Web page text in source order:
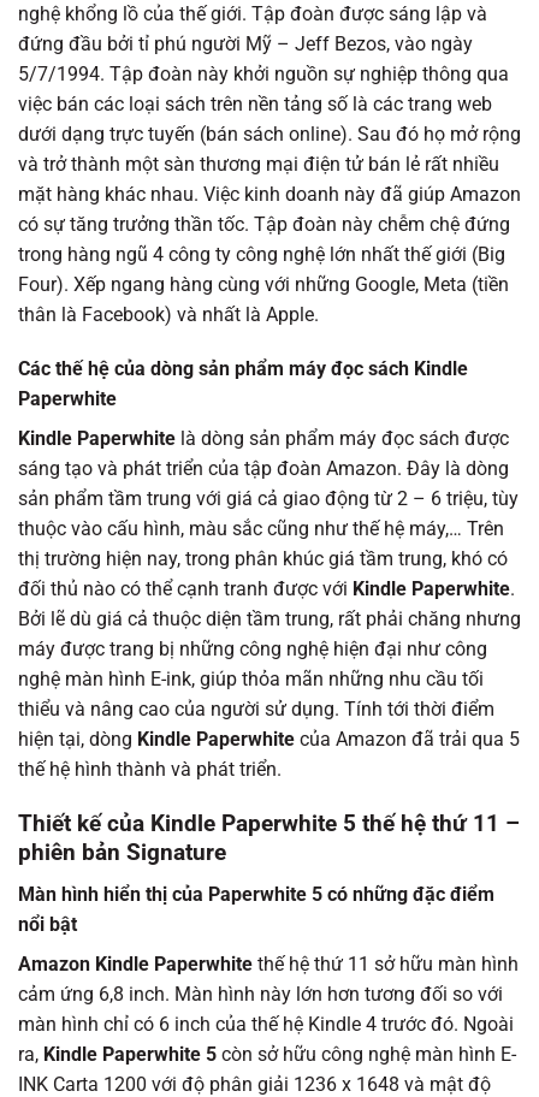
nghệ khổng lồ của thế giới. Tập đoàn được sáng lập và
đứng đầu bởi tỉ phú người Mỹ – Jeff Bezos, vào ngày
5/7/1994. Tập đoàn này khởi nguồn sự nghiệp thông qua
việc bán các loại sách trên nền tảng số là các trang web
dưới dạng trực tuyến (bán sách online). Sau đó họ mở rộng
và trở thành một sàn thương mại điện tử bán lẻ rất nhiều
mặt hàng khác nhau. Việc kinh doanh này đã giúp Amazon
có sự tăng trưởng thần tốc. Tập đoàn này chễm chệ đứng
trong hàng ngũ 4 công ty công nghệ lớn nhất thế giới (Big
Four). Xếp ngang hàng cùng với những Google, Meta (tiền
thân là Facebook) và nhất là Apple.
Các thế hệ của dòng sản phẩm máy đọc sách Kindle
Paperwhite
Kindle Paperwhite là dòng sản phẩm máy đọc sách được
sáng tạo và phát triển của tập đoàn Amazon. Đây là dòng
sản phẩm tầm trung với giá cả giao động từ 2 – 6 triệu, tùy
thuộc vào cấu hình, màu sắc cũng như thế hệ máy,… Trên
thị trường hiện nay, trong phân khúc giá tầm trung, khó có
đối thủ nào có thể cạnh tranh được với Kindle Paperwhite.
Bởi lẽ dù giá cả thuộc diện tầm trung, rất phải chăng nhưng
máy được trang bị những công nghệ hiện đại như công
nghệ màn hình E-ink, giúp thỏa mãn những nhu cầu tối
thiểu và nâng cao của người sử dụng. Tính tới thời điểm
hiện tại, dòng Kindle Paperwhite của Amazon đã trải qua 5
thế hệ hình thành và phát triển.
Thiết kế của Kindle Paperwhite 5 thế hệ thứ 11 –
phiên bản Signature
Màn hình hiển thị của Paperwhite 5 có những đặc điểm
nổi bật
Amazon Kindle Paperwhite thế hệ thứ 11 sở hữu màn hình
cảm ứng 6,8 inch. Màn hình này lớn hơn tương đối so với
màn hình chỉ có 6 inch của thế hệ Kindle 4 trước đó. Ngoài
ra, Kindle Paperwhite 5 còn sở hữu công nghệ màn hình E-
INK Carta 1200 với độ phân giải 1236 x 1648 và mật độ